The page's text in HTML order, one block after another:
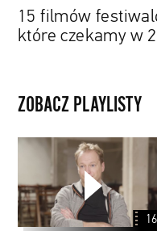
15 filmów
które czekamy w
ZOBACZ PLAYLISTY
Papaya
Directors
6
#pydmastertalks
16